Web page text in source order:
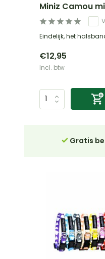
Miniz Camou
Eindelijk, het
€12,95
Incl. btw
Gratis